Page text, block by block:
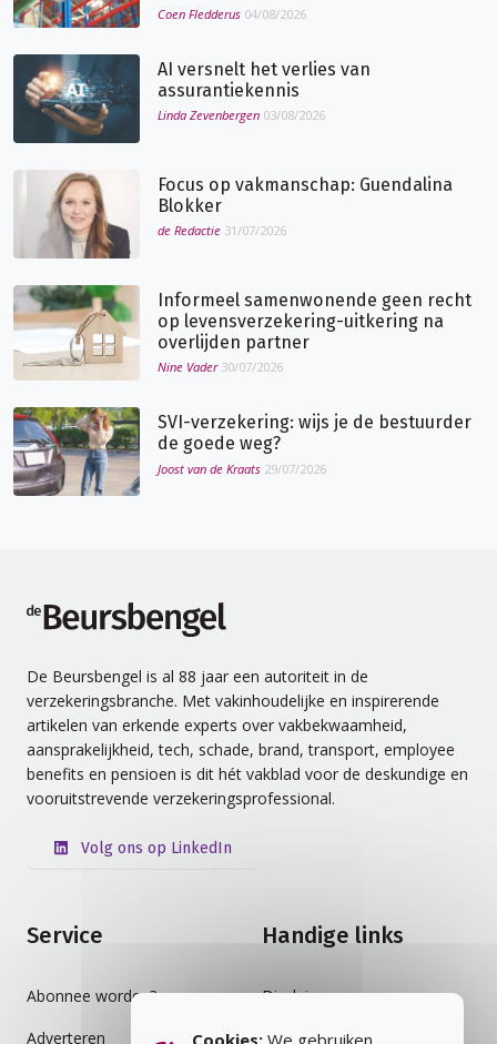
Coen Fledderus 04/08/2026
AI versnelt het verlies van
assurantiekennis
Linda Zevenbergen 03/08/2026
Focus op vakmanschap: Guendalina
Blokker
de Redactie 31/07/2026
Informeel samenwonende geen recht
op levensverzekering-uitkering na
overlijden partner
Nine Vader 30/07/2026
SVI-verzekering: wijs je de bestuurder
de goede weg?
Joost van de Kraats 29/07/2026
De Beursbengel is al 88 jaar een autoriteit in de
verzekeringsbranche. Met vakinhoudelijke en inspirerende
artikelen van erkende experts over vakbekwaamheid,
aansprakelijkheid, tech, schade, brand, transport, employee
benefits en pensioen is dit hét vakblad voor de deskundige en
vooruitstrevende verzekeringsprofessional.
Volg ons op LinkedIn
Service
Abonnee worden?
Adverteren
Handige links
Disclaimer
Auteursrecht
Cookies: We gebruiken